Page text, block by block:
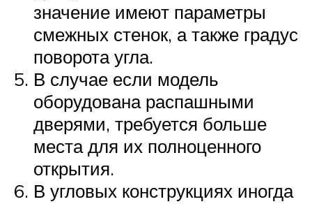
значение имеют параметры
смежных стенок, а также градус
поворота угла.
В случае если модель
оборудована распашными
дверями, требуется больше
места для их полноценного
открытия.
В угловых конструкциях иногда